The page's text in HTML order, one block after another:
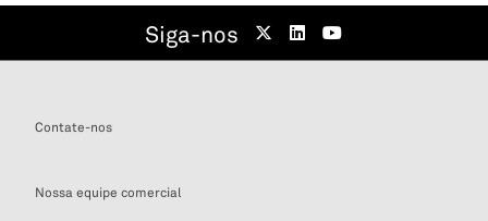
Siga-nos
Contate-nos
Nossa equipe comercial